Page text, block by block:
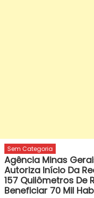
Sem Categoria
Agência Minas
Autoriza Início Da
157 Quilômetros De
Beneficiar 70 Mil